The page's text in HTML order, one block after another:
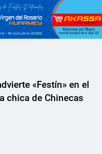
«Festín» en el
chica de Chinecas